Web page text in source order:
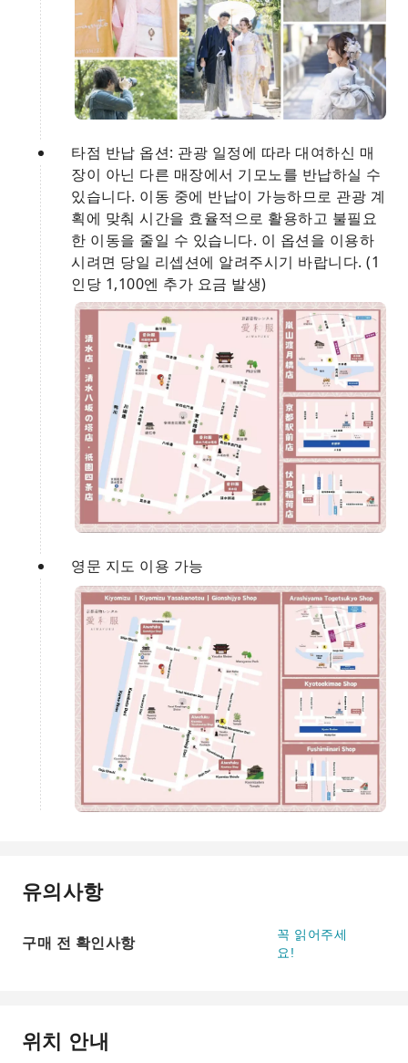
타점 반납 옵션: 관광 일정에 따라 대여하신 매
장이 아닌 다른 매장에서 기모노를 반납하실 수
있습니다. 이동 중에 반납이 가능하므로 관광 계
획에 맞춰 시간을 효율적으로 활용하고 불필요
한 이동을 줄일 수 있습니다. 이 옵션을 이용하
시려면 당일 리셉션에 알려주시기 바랍니다. (1
인당 1,100엔 추가 요금 발생)
영문 지도 이용 가능
유의사항
구매 전 확인사항
꼭 읽어주세
요!
위치 안내